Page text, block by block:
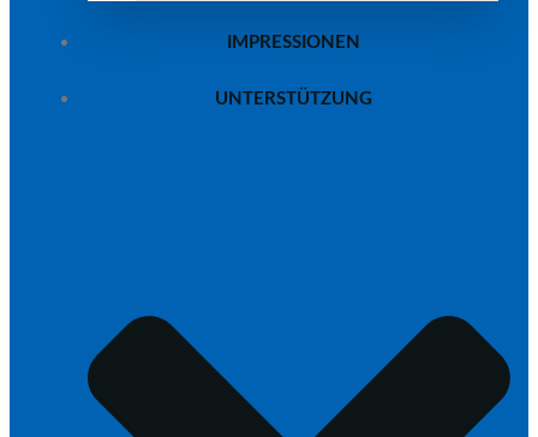
IMPRESSIONEN
UNTERSTÜTZUNG